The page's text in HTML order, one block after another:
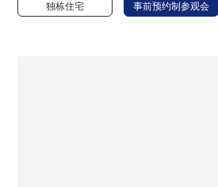
独栋住宅 事前预约制参观会